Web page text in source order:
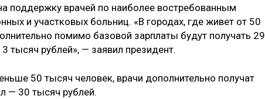
поддержку врачей по наиболее востребованным
и участковых больниц. «В городах, где живет от 50
помимо базовой зарплаты будут получать 29
тысяч рублей», — заявил президент.
50 тысяч человек, врачи дополнительно получат
— 30 тысяч рублей.